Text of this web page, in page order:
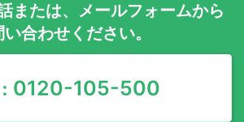
または、 メールフォームから
合わせください。
0120-105-500